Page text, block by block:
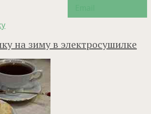
на зиму в электросушилке